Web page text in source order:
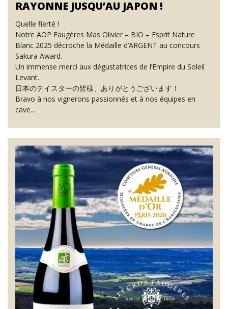
RAYONNE JUSQU’AU JAPON !
Quelle fierté !
Notre AOP Faugères Mas Olivier – BIO – Esprit Nature
Blanc 2025 décroche la Médaille d’ARGENT au concours
Sakura Award.
Un immense merci aux dégustatrices de l’Empire du Soleil
Levant.
日本のテイスターの皆様、ありがとうございます！
Bravo à nos vignerons passionnés et à nos équipes en
cave...